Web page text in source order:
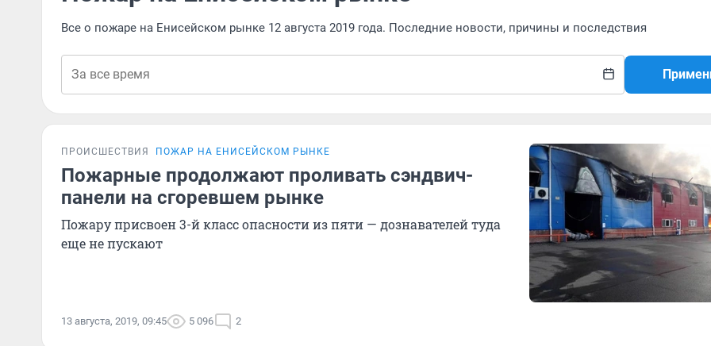
Все о пожаре на Енисейском рынке 12 августа 2019 года. Последние новости, причины и последствия
ПРОИСШЕСТВИЯ ПОЖАР НА ЕНИСЕЙСКОМ РЫНКЕ
Пожарные продолжают проливать сэндвич-
панели на сгоревшем рынке
Пожару присвоен 3-й класс опасности из пяти — дознавателей туда
еще не пускают
13 августа, 2019, 09:45 5 096 2